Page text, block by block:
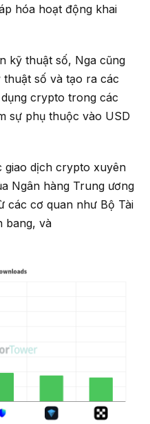
hóa hoạt động khai
kỹ thuật số, Nga cũng
số và tạo ra các
crypto trong các
sự phụ thuộc vào USD
giao dịch crypto xuyên
Ngân hàng Trung ương
các cơ quan như Bộ Tài
bang, và